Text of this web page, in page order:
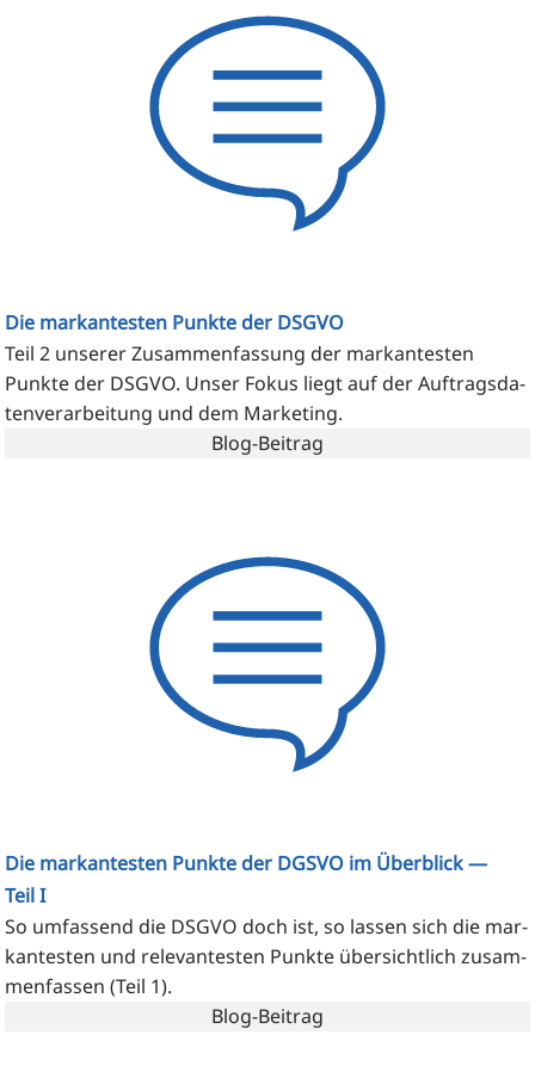
Die markantesten Punkte der DSGVO
Teil 2 unse­rer Zusam­men­fas­sung der mar­kan­tes­ten
Punk­te der DSGVO. Unser Fokus liegt auf der Auf­trags­da­
ten­ver­ar­bei­tung und dem Marketing.
Blog-Beitrag
Die markantesten Punkte der DGSVO im Überblick —
Teil I
So umfas­send die DSGVO doch ist, so las­sen sich die mar­
kan­tes­ten und rele­van­tes­ten Punk­te über­sicht­lich zusam­
men­fas­sen (Teil 1).
Blog-Beitrag